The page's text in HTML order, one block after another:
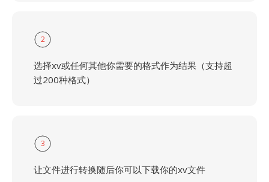
2
选择xv或任何其他你需要的格式作为结果（支持超
过200种格式）
3
让文件进行转换随后你可以下载你的xv文件